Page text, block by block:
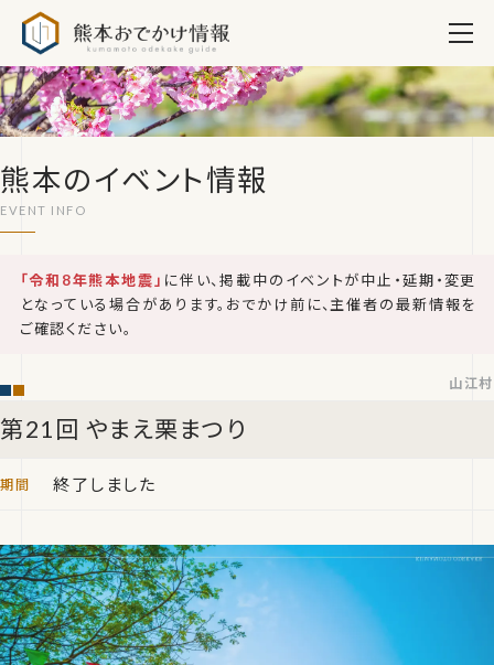
熊本のイベント情報
「令和8年熊本地震」 に伴い、掲載中のイベントが中止・延期・変更
となっている場合があります。おでかけ前に、主催者の最新情報を
ご確認ください。
第21回 やまえ栗まつり
山江村
終了しました